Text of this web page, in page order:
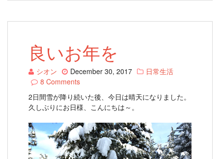
良いお年を
シオン December 30, 2017
日常生活
8 Comments
2日間雪が降り続いた後、今日は晴天になりました。
久しぶりにお日様、こんにちは～。